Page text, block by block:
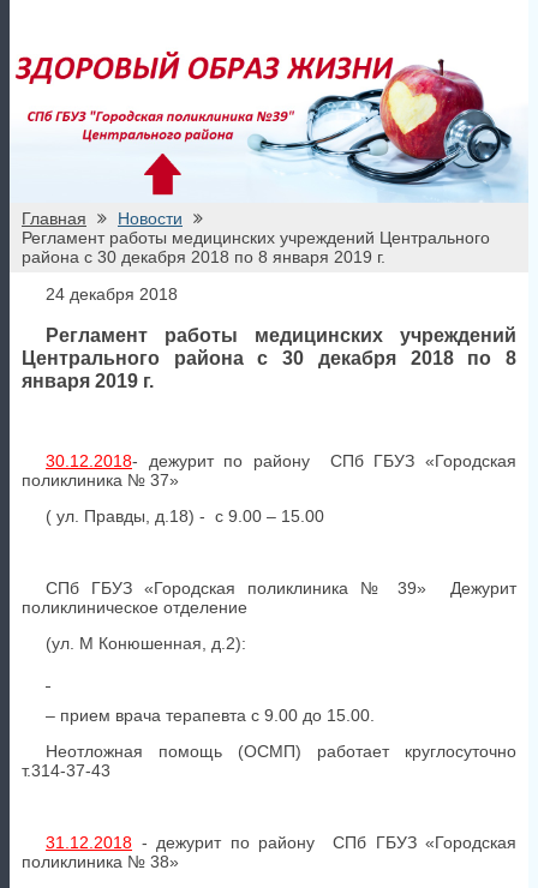
Главная
Новости
Регламент работы медицинских учреждений Центрального
района с 30 декабря 2018 по 8 января 2019 г.
24 декабря 2018
Регламент работы медицинских учреждений
Центрального района с 30 декабря 2018 по 8
января 2019 г.
30.12.2018- дежурит по району СПб ГБУЗ «Городская
поликлиника № 37»
( ул. Правды, д.18) - с 9.00 – 15.00
СПб ГБУЗ «Городская поликлиника № 39» Дежурит
поликлиническое отделение
(ул. М Конюшенная, д.2):
– прием врача терапевта с 9.00 до 15.00.
Неотложная помощь (ОСМП) работает круглосуточно
т.314-37-43
31.12.2018 - дежурит по району СПб ГБУЗ «Городская
поликлиника № 38»